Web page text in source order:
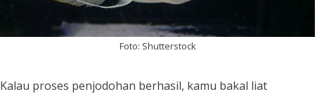
Foto: Shutterstock
Kalau proses penjodohan berhasil, kamu bakal liat